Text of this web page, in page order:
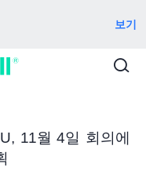
보기
11월 4일 회의에